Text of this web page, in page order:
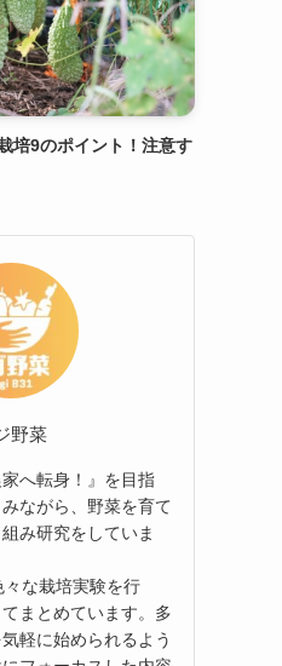
培9のポイント！注意す
野菜
へ転身！』を目指
ながら、野菜を育て
み研究をしていま
な栽培実験を行
まとめています。多
軽に始められるよう